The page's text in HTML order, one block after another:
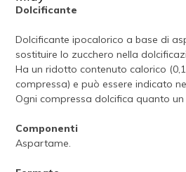
Dolcificante
Dolcificante ipocalorico a base di
sostituire lo zucchero nella
Ha un ridotto contenuto calorico
compressa) e può essere indicato
Ogni compressa dolcifica quanto
Componenti
Aspartame.